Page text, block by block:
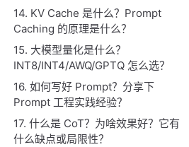
14. KV Cache 是什么？Prompt
Caching 的原理是什么？
15. 大模型量化是什么？
INT8/INT4/AWQ/GPTQ 怎么选？
16. 如何写好 Prompt？分享下
Prompt 工程实践经验？
17. 什么是 CoT？为啥效果好？它有
什么缺点或局限性？